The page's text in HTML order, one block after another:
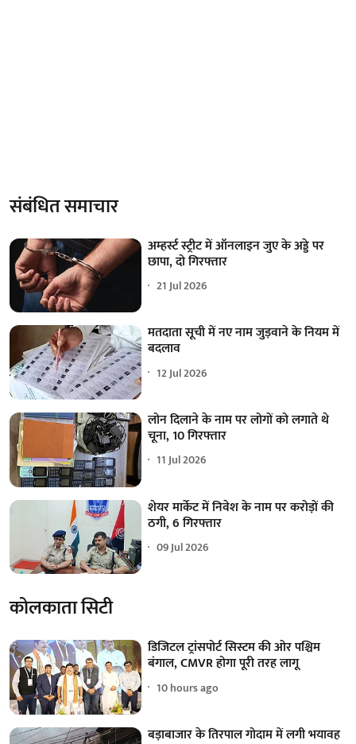
संबंधित समाचार
अम्हर्स्ट स्ट्रीट में ऑनलाइन जुए के अड्डे पर
छापा, दो गिरफ्तार
21 Jul 2026
मतदाता सूची में नए नाम जुड़वाने के नियम में
बदलाव
12 Jul 2026
लोन दिलाने के नाम पर लोगों को लगाते थे
चूना, 10 गिरफ्तार
11 Jul 2026
शेयर मार्केट में निवेश के नाम पर करोड़ों की
ठगी, 6 गिरफ्तार
09 Jul 2026
कोलकाता सिटी
डिजिटल ट्रांसपोर्ट सिस्टम की ओर पश्चिम
बंगाल, CMVR होगा पूरी तरह लागू
10 hours ago
बड़ाबाजार के तिरपाल गोदाम में लगी भयावह